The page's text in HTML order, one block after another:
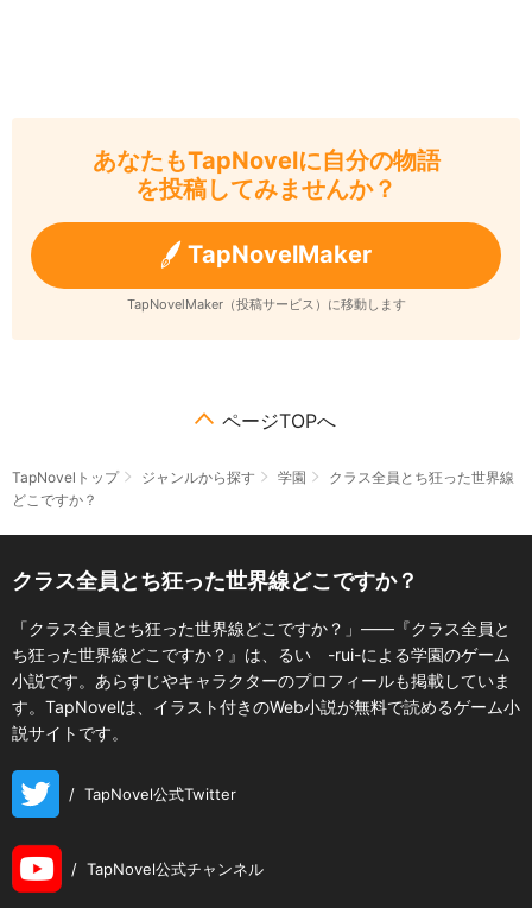
あなたもTapNovelに自分の物語
を投稿してみませんか？
TapNovelMaker
TapNovelMaker（投稿サービス）に移動します
ページTOPへ
TapNovelトップ ジャンルから探す 学園
クラス全員とち狂った世界線
どこですか？
クラス全員とち狂った世界線どこですか？
「クラス全員とち狂った世界線どこですか？」――『クラス全員と
ち狂った世界線どこですか？』は、るい -rui-による学園のゲーム
小説です。あらすじやキャラクターのプロフィールも掲載していま
す。TapNovelは、イラスト付きのWeb小説が無料で読めるゲーム小
説サイトです。
/ TapNovel公式Twitter
/ TapNovel公式チャンネル